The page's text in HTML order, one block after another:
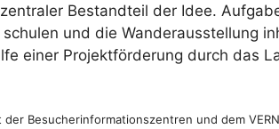
Bestandteil der Idee.
und die Wanderausstellung
einer Projektförderung durch das
Besucherinformationszentren und dem